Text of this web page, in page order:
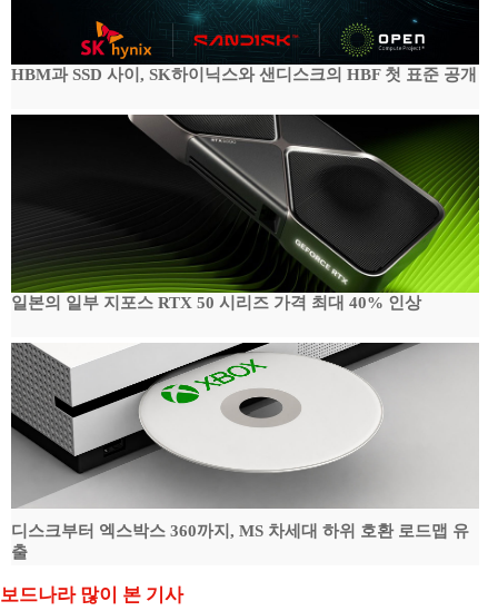
HBM과 SSD 사이, SK하이닉스와 샌디스크의 HBF 첫 표준 공개
일본의 일부 지포스 RTX 50 시리즈 가격 최대 40% 인상
디스크부터 엑스박스 360까지, MS 차세대 하위 호환 로드맵 유
출
보드나라 많이 본 기사